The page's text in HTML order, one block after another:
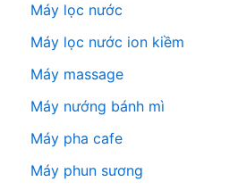
Máy lọc nước
Máy lọc nước ion kiềm
Máy massage
Máy nướng bánh mì
Máy pha cafe
Máy phun sương